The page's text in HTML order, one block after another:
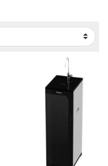
mới nhất